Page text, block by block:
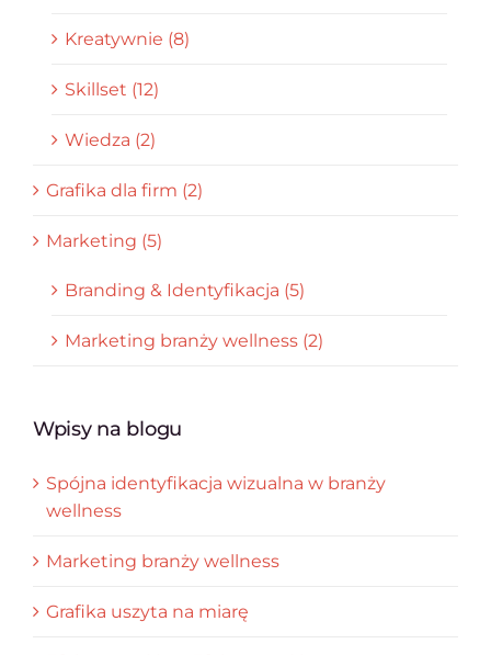
Kreatywnie (8)
Skillset (12)
Wiedza (2)
Grafika dla firm (2)
Marketing (5)
Branding & Identyfikacja (5)
Marketing branży wellness (2)
Wpisy na blogu
Spójna identyfikacja wizualna w branży
wellness
Marketing branży wellness
Grafika uszyta na miarę